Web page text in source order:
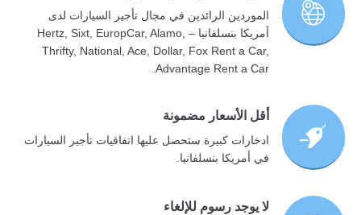
الموردين الرائدين في مجال تأجير السيارات لدى
أمريكا بنسلفانيا – Hertz, Sixt, EuropCar, Alamo,
Thrifty, National, Ace, Dollar, Fox Rent a Car,
Advantage Rent a Car.
أقل الأسعار مضمونة
ادخارات كبيرة ستحصل عليها اتفاقيات تأجير السيارات
في أمريكا بنسلفانيا.
لا يوجد رسوم للإلغاء